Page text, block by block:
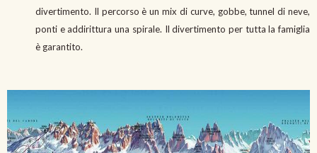
divertimento. Il percorso è un mix di curve, gobbe, tunnel di neve,
ponti e addirittura una spirale. Il divertimento per tutta la famiglia
è garantito.